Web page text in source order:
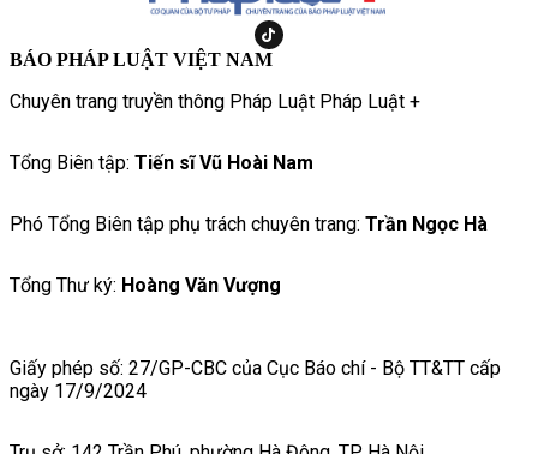
BÁO PHÁP LUẬT VIỆT NAM
Chuyên trang truyền thông Pháp Luật Pháp Luật +
Tổng Biên tập: Tiến sĩ Vũ Hoài Nam
Phó Tổng Biên tập phụ trách chuyên trang: Trần Ngọc Hà
Tổng Thư ký: Hoàng Văn Vượng
Giấy phép số: 27/GP-CBC của Cục Báo chí - Bộ TT&TT cấp
ngày 17/9/2024